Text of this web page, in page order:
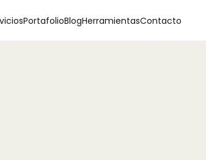
PortafolioBlogHerramientasContacto